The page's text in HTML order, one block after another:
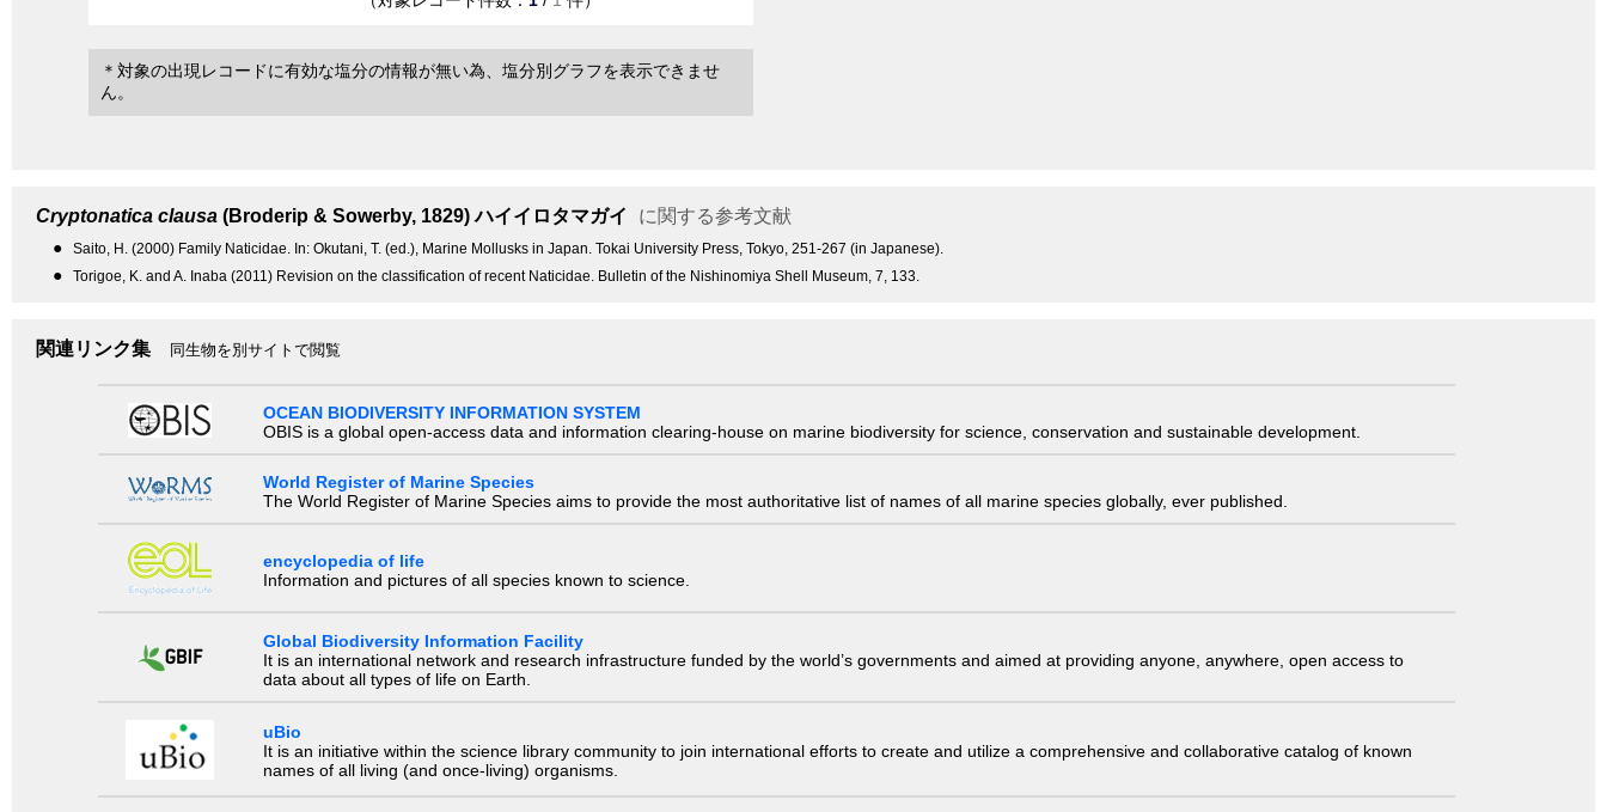
＊対象の出現レコードに有効な塩分の情報が無い為、塩分別グラフを表示できませ
ん。
Cryptonatica clausa (Broderip & Sowerby, 1829)ハイイロタマガイ に関する参考文献
● Saito, H. (2000) Family Naticidae. In: Okutani, T. (ed.), Marine Mollusks in Japan. Tokai University Press, Tokyo, 251-267 (in Japanese).
● Torigoe, K. and A. Inaba (2011) Revision on the classification of recent Naticidae. Bulletin of the Nishinomiya Shell Museum, 7, 133.
関連リンク集 同生物を別サイトで閲覧
OCEAN BIODIVERSITY INFORMATION SYSTEM
OBIS is a global open-access data and information clearing-house on marine biodiversity for science, conservation and sustainable development.
World Register of Marine Species
The World Register of Marine Species aims to provide the most authoritative list of names of all marine species globally, ever published.
encyclopedia of life
Information and pictures of all species known to science.
Global Biodiversity Information Facility
It is an international network and research infrastructure funded by the world’s governments and aimed at providing anyone, anywhere, open access to
data about all types of life on Earth.
uBio
It is an initiative within the science library community to join international efforts to create and utilize a comprehensive and collaborative catalog of known
names of all living (and once-living) organisms.